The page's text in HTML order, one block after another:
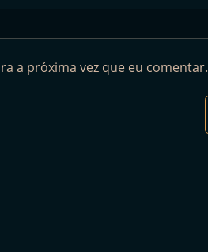
a próxima vez que eu comentar.